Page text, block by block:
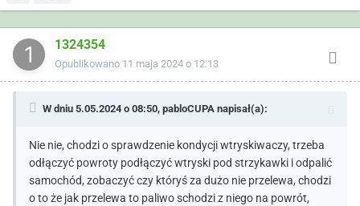
1324354
Opublikowano 11 maja 2024 o 12:13
W dniu 5.05.2024 o 08:50, pabloCUPA napisał(a):
Nie nie, chodzi o sprawdzenie kondycji wtryskiwaczy, trzeba
odłączyć powroty podłączyć wtryski pod strzykawki i odpalić
samochód, zobaczyć czy któryś za dużo nie przelewa, chodzi
o to że jak przelewa to paliwo schodzi z niego na powrót,